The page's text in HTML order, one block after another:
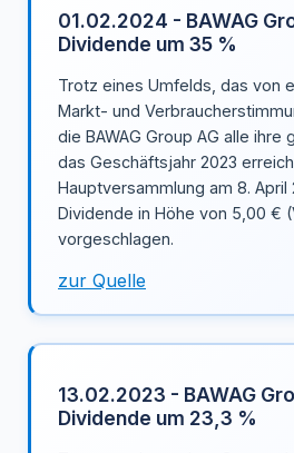
01.02.2024 - BAWAG
Dividende um 35 %
Trotz eines Umfelds, das von
Markt- und
die BAWAG Group AG alle
das Geschäftsjahr 2023
Hauptversammlung am 8. April
Dividende in Höhe von 5,00 €
vorgeschlagen.
zur Quelle
13.02.2023 - BAWAG
Dividende um 23,3 %